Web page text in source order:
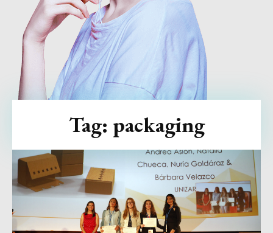
Tag: packaging